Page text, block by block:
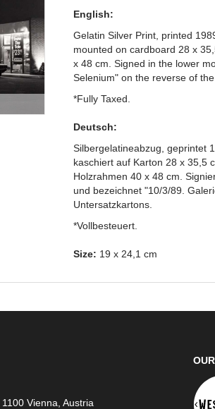
English:
Gelatin Silver Print, printed
mounted on cardboard 28 x
x 48 cm. Signed in the lower
Selenium" on the reverse of the
*Fully Taxed.
Deutsch:
Silbergelatineabzug, geprintet
kaschiert auf Karton 28 x 35,5
Holzrahmen 40 x 48 cm.
und bezeichnet "10/3/89.
Untersatzkartons.
*Vollbesteuert.
Size: 19 x 24,1 cm
Vienna, Austria